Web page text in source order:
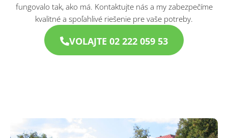
fungovalo tak, ako má. Kontaktujte nás a my zabezpečíme
kvalitné a spoľahlivé riešenie pre vaše potreby.
VOLAJTE 02 222 059 53